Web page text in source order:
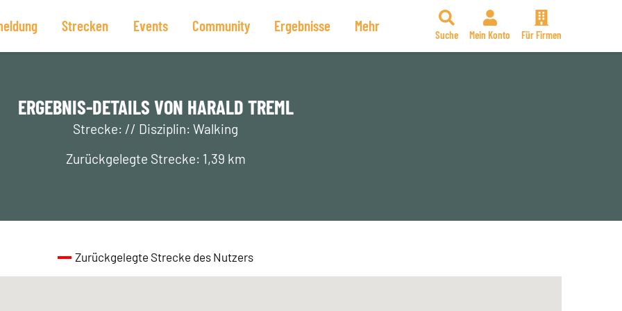
Strecken Events Community Ergebnisse Mehr
Suche Mein Konto Für Firmen
ERGEBNIS-DETAILS VON HARALD TREML
Strecke: // Disziplin: Walking
Zurückgelegte Strecke: 1,39 km
Zurückgelegte Strecke des Nutzers